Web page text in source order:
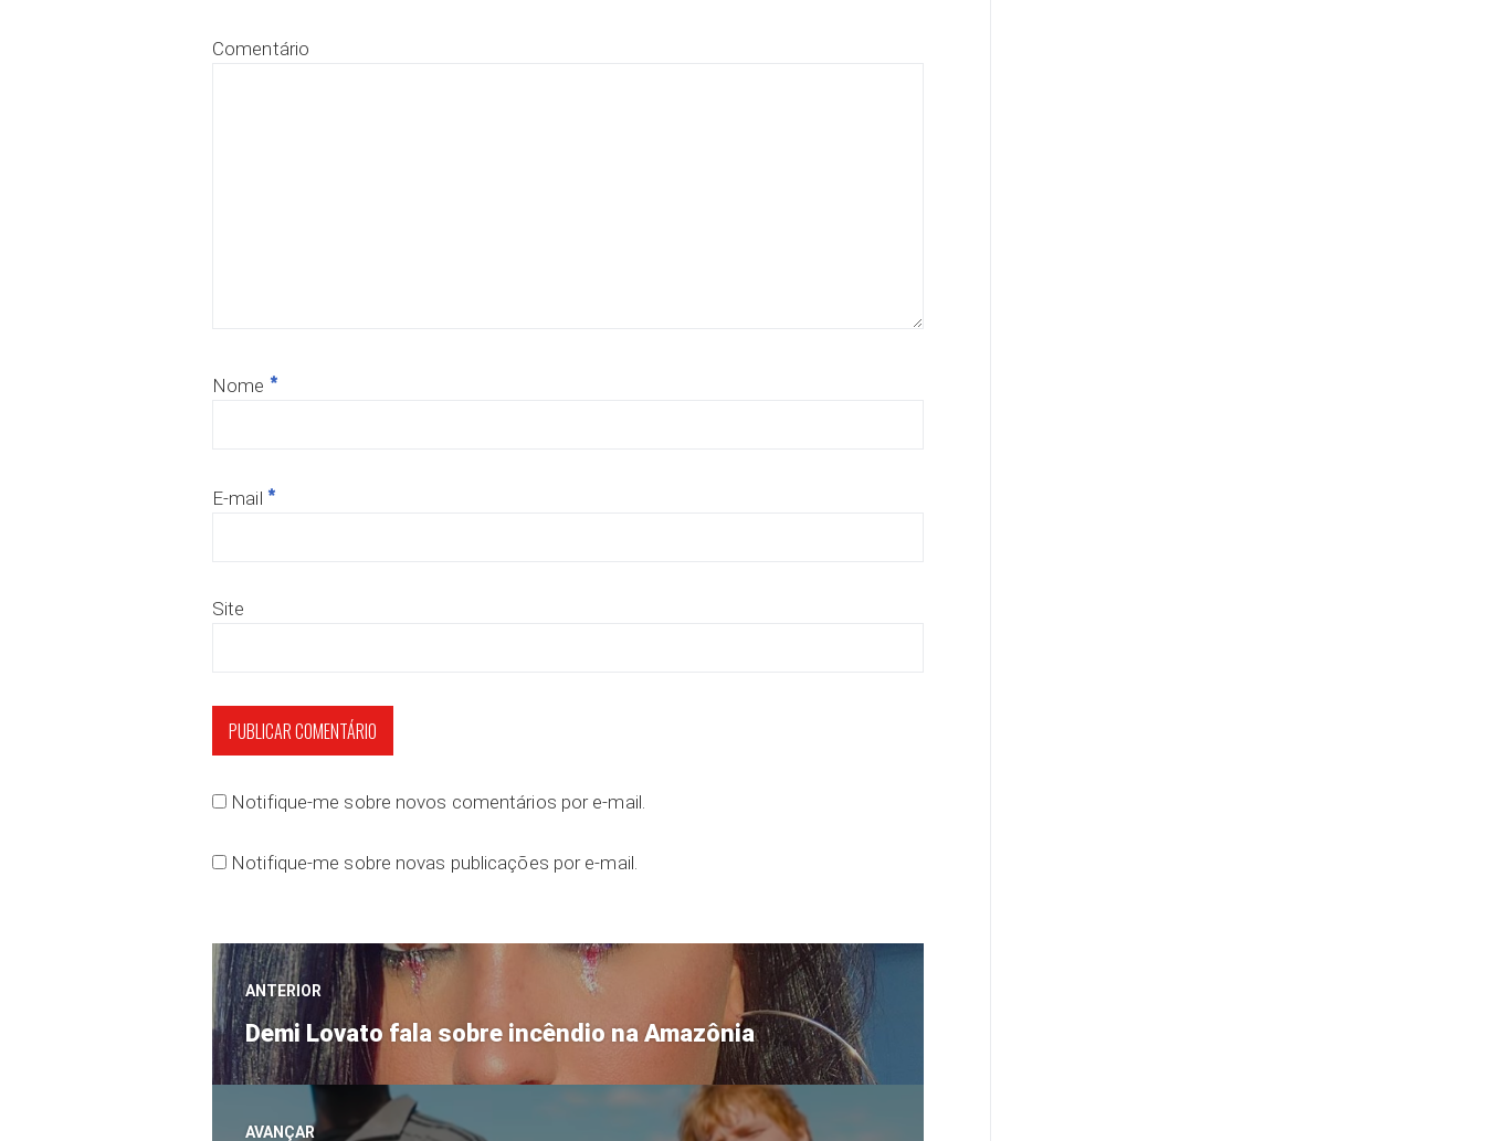
Comentário
Nome *
E-mail *
Site
Notifique-me sobre novos comentários por e-mail.
Notifique-me sobre novas publicações por e-mail.
Navegação
de
Post
ANTERIOR
Post
anterior:
Demi Lovato fala sobre incêndio na Amazônia
AVANÇAR